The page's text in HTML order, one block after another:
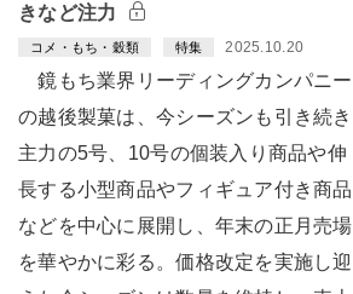
きなど注力
コメ・もち・穀類 特集 2025.10.20
鏡もち業界リーディングカンパニー
の越後製菓は、今シーズンも引き続き
主力の5号、10号の個装入り商品や伸
長する小型商品やフィギュア付き商品
などを中心に展開し、年末の正月売場
を華やかに彩る。価格改定を実施し迎